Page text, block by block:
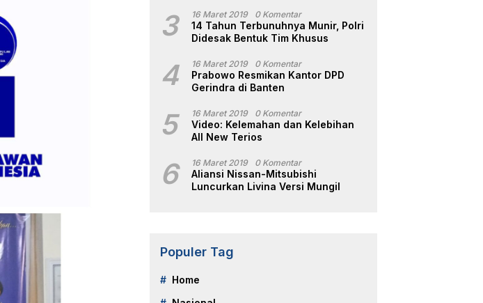
3 16 Maret 2019 0 Komentar
14 Tahun Terbunuhnya Munir, Polri
Didesak Bentuk Tim Khusus
4 16 Maret 2019 0 Komentar
Prabowo Resmikan Kantor DPD
Gerindra di Banten
5 16 Maret 2019 0 Komentar
Video: Kelemahan dan Kelebihan
All New Terios
6 16 Maret 2019 0 Komentar
Aliansi Nissan-Mitsubishi
Luncurkan Livina Versi Mungil
Populer Tag
Home